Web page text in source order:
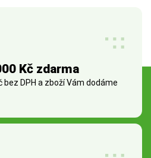
Kč zdarma
bez DPH a zboží Vám dodáme